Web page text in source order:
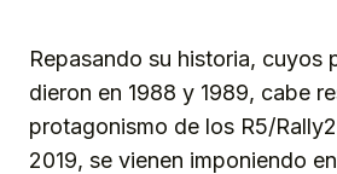
Repasando su historia, cuyos
dieron en 1988 y 1989, cabe
protagonismo de los R5/
2019, se vienen imponiendo